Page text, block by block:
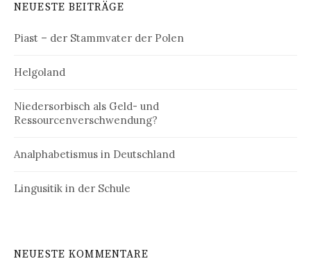
NEUESTE BEITRÄGE
Piast – der Stammvater der Polen
Helgoland
Niedersorbisch als Geld- und
Ressourcenverschwendung?
Analphabetismus in Deutschland
Lingusitik in der Schule
NEUESTE KOMMENTARE